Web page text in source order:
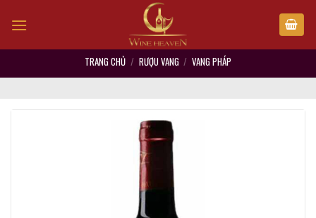
TRANG CHỦ / RƯỢU VANG / VANG PHÁP